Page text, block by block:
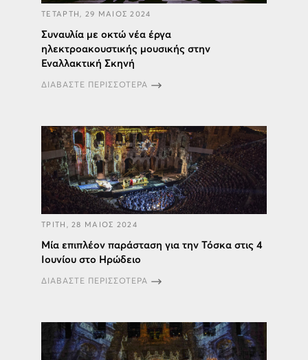
ΤΕΤΑΡΤΗ, 29 ΜΑΙΟΣ 2024
Συναυλία με οκτώ νέα έργα
ηλεκτροακουστικής μουσικής στην
Εναλλακτική Σκηνή
ΔΙΑΒΑΣΤΕ ΠΕΡΙΣΣΟΤΕΡΑ
ΤΡΙΤΗ, 28 ΜΑΙΟΣ 2024
Μία επιπλέον παράσταση για την Τόσκα στις 4
Ιουνίου στο Ηρώδειο
ΔΙΑΒΑΣΤΕ ΠΕΡΙΣΣΟΤΕΡΑ